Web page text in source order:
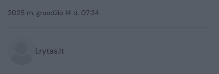
2025 m. gruodžio 14 d. 07:24
Lrytas.lt